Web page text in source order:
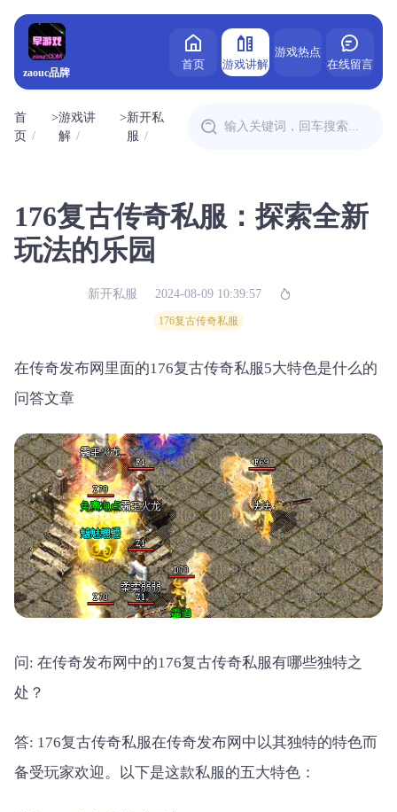
zaouc品牌
首页 游戏讲解
游戏热点
在线留言
首
页
>游戏讲
解
>新开私
服
176复古传奇私服：探索全新
玩法的乐园
新开私服 2024-08-09 10:39:57
176复古传奇私服
在传奇发布网里面的176复古传奇私服5大特色是什么的
问答文章
问: 在传奇发布网中的176复古传奇私服有哪些独特之
处？
答: 176复古传奇私服在传奇发布网中以其独特的特色而
备受玩家欢迎。以下是这款私服的五大特色：